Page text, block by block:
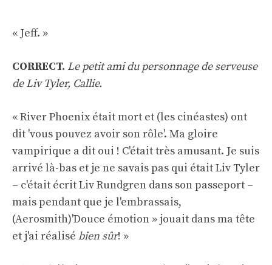
« Jeff. »
CORRECT. Le petit ami du personnage de serveuse
de Liv Tyler, Callie.
« River Phoenix était mort et (les cinéastes) ont
dit 'vous pouvez avoir son rôle'. Ma gloire
vampirique a dit oui ! C'était très amusant. Je suis
arrivé là-bas et je ne savais pas qui était Liv Tyler
– c'était écrit Liv Rundgren dans son passeport –
mais pendant que je l'embrassais,
(Aerosmith)'Douce émotion » jouait dans ma tête
et j'ai réalisé bien sûr! »